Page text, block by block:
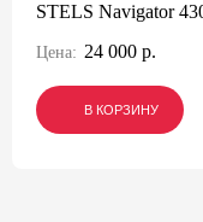
STELS Navigator
Цена: 24 000 р.
В КОРЗИНУ
В КОРЗИНУ
В КОРЗИНУ